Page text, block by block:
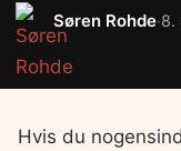
Søren Rohde·8.
Hvis du